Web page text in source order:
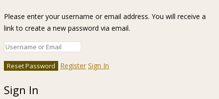
Please enter your username or email address. You will receive a
link to create a new password via email.
Register Sign In
Sign In